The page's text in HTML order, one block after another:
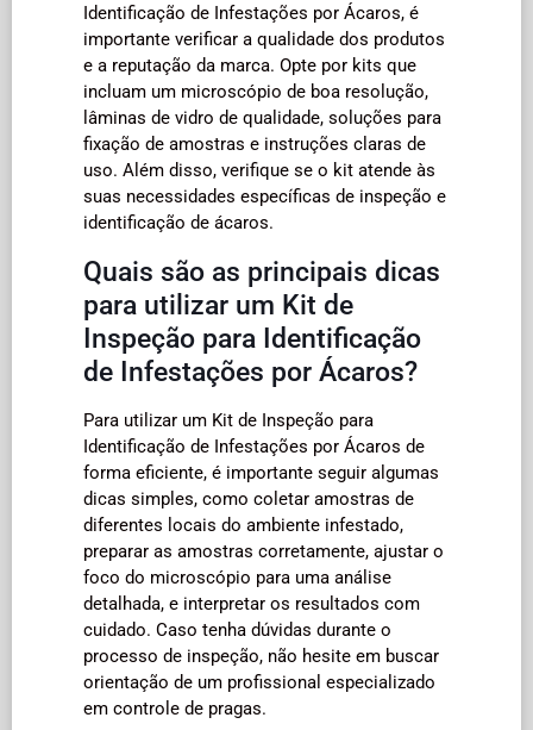
Identificação de Infestações por Ácaros, é
importante verificar a qualidade dos produtos
e a reputação da marca. Opte por kits que
incluam um microscópio de boa resolução,
lâminas de vidro de qualidade, soluções para
fixação de amostras e instruções claras de
uso. Além disso, verifique se o kit atende às
suas necessidades específicas de inspeção e
identificação de ácaros.
Quais são as principais dicas
para utilizar um Kit de
Inspeção para Identificação
de Infestações por Ácaros?
Para utilizar um Kit de Inspeção para
Identificação de Infestações por Ácaros de
forma eficiente, é importante seguir algumas
dicas simples, como coletar amostras de
diferentes locais do ambiente infestado,
preparar as amostras corretamente, ajustar o
foco do microscópio para uma análise
detalhada, e interpretar os resultados com
cuidado. Caso tenha dúvidas durante o
processo de inspeção, não hesite em buscar
orientação de um profissional especializado
em controle de pragas.